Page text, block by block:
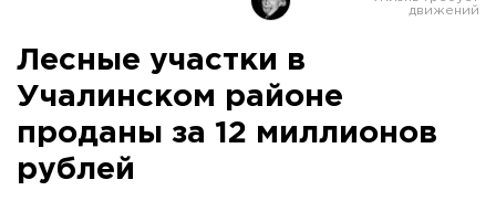
Лесные участки в
Учалинском районе
проданы за 12 миллионов
рублей